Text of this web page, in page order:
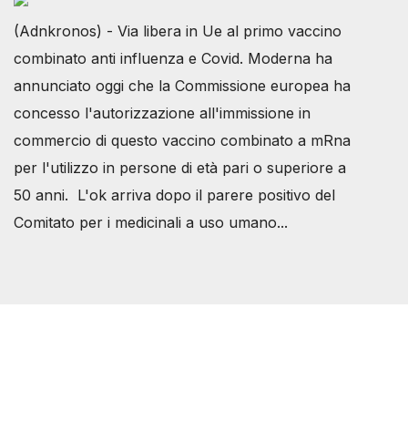
(Adnkronos) - Via libera in Ue al primo vaccino
combinato anti influenza e Covid. Moderna ha
annunciato oggi che la Commissione europea ha
concesso l'autorizzazione all'immissione in
commercio di questo vaccino combinato a mRna
per l'utilizzo in persone di età pari o superiore a
50 anni. L'ok arriva dopo il parere positivo del
Comitato per i medicinali a uso umano...